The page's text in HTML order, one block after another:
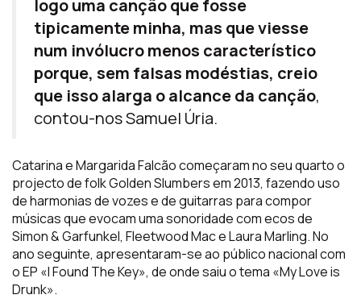
logo uma canção que fosse
tipicamente minha, mas que viesse
num invólucro menos característico
porque, sem falsas modéstias, creio
que isso alarga o alcance da canção,
contou-nos Samuel Úria.
Catarina e Margarida Falcão começaram no seu quarto o
projecto de folk Golden Slumbers em 2013, fazendo uso
de harmonias de vozes e de guitarras para compor
músicas que evocam uma sonoridade com ecos de
Simon & Garfunkel, Fleetwood Mac e Laura Marling. No
ano seguinte, apresentaram-se ao público nacional com
o EP «I Found The Key», de onde saiu o tema «My Love is
Drunk».